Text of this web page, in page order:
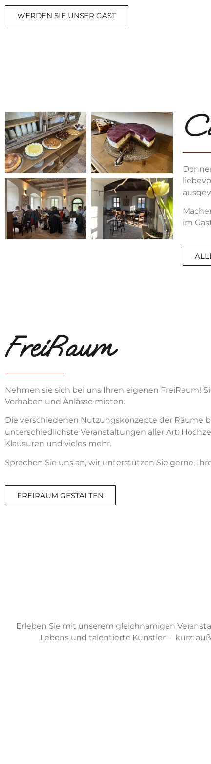
WERDEN SIE UNSER GAST
im
FreiRaum
Nehmen sie sich bei uns Ihren eigenen FreiRaum!
Vorhaben und Anlässe mieten.
Die verschiedenen Nutzungskonzepte der Räume
unterschiedlichste Veranstaltungen aller Art:
Klausuren und vieles mehr.
Sprechen Sie uns an, wir unterstützen Sie gerne,
FREIRAUM GESTALTEN
Erleben Sie mit unserem gleichnamigen
Lebens und talentierte Künstler – kurz: